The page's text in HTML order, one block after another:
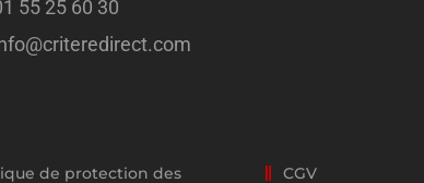
55 25 60 30
de protection des CGV